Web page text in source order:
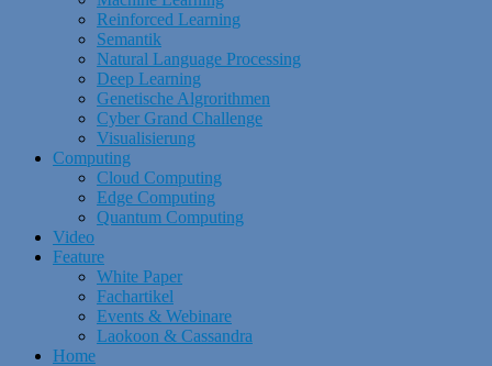
Reinforced Learning
Semantik
Natural Language Processing
Deep Learning
Genetische Algrorithmen
Cyber Grand Challenge
Visualisierung
Computing
Cloud Computing
Edge Computing
Quantum Computing
Video
Feature
White Paper
Fachartikel
Events & Webinare
Laokoon & Cassandra
Home